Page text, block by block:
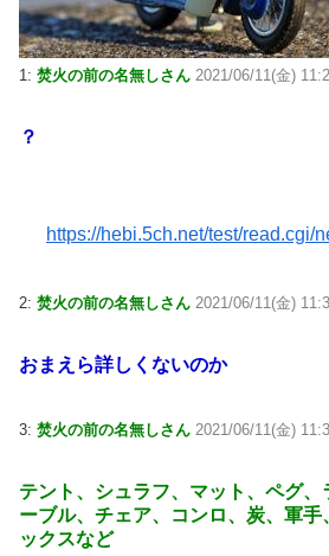
1: 焚火の前の名無しさん 2021/06/11(金)
？
https://hebi.5ch.net/test/read.cgi/
2: 焚火の前の名無しさん 2021/06/11(金)
おまえら詳しくないのか
3: 焚火の前の名無しさん 2021/06/11(金)
テント、シュラフ、マット、ペグ
ーブル、チェア、コンロ、炭、軍
ックスなど